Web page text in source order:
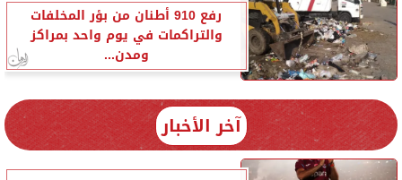
رفع 910 أطنان من بؤر المخلفات
والتراكمات في يوم واحد بمراكز
ومدن...
آخر الأخبار